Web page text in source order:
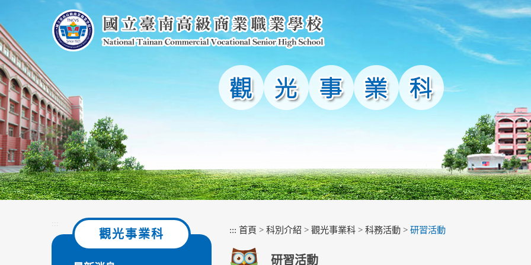
主
要
內
容
區
塊
:::
觀光事業科 ::: 首頁 > 科別介紹 > 觀光事業科 > 科務活動 > 研習活動
研習活動